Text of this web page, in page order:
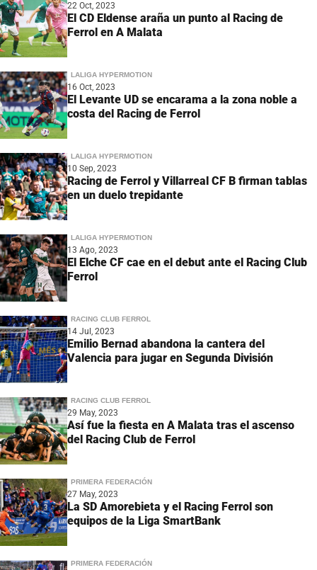
22 Oct, 2023
El CD Eldense araña un punto al Racing de
Ferrol en A Malata
LALIGA HYPERMOTION
16 Oct, 2023
El Levante UD se encarama a la zona noble a
costa del Racing de Ferrol
LALIGA HYPERMOTION
10 Sep, 2023
Racing de Ferrol y Villarreal CF B firman tablas
en un duelo trepidante
LALIGA HYPERMOTION
13 Ago, 2023
El Elche CF cae en el debut ante el Racing Club
Ferrol
RACING CLUB FERROL
14 Jul, 2023
Emilio Bernad abandona la cantera del
Valencia para jugar en Segunda División
RACING CLUB FERROL
29 May, 2023
Así fue la fiesta en A Malata tras el ascenso
del Racing Club de Ferrol
PRIMERA FEDERACIÓN
27 May, 2023
La SD Amorebieta y el Racing Ferrol son
equipos de la Liga SmartBank
PRIMERA FEDERACIÓN